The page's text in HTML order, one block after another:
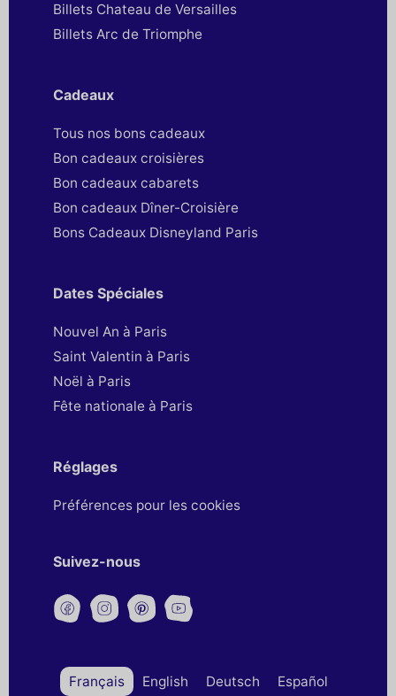
Billets Chateau de Versailles
Billets Arc de Triomphe
Cadeaux
Tous nos bons cadeaux
Bon cadeaux croisières
Bon cadeaux cabarets
Bon cadeaux Dîner-Croisière
Bons Cadeaux Disneyland Paris
Dates Spéciales
Nouvel An à Paris
Saint Valentin à Paris
Noël à Paris
Fête nationale à Paris
Réglages
Préférences pour les cookies
Suivez-nous
Français English Deutsch Español